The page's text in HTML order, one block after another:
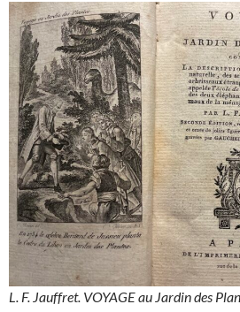
L. F. Jauffret. VOYAGE au Jardin des